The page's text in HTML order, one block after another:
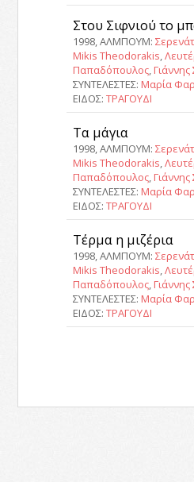
Στου Σιφνιού το
1998, ΑΛΜΠΟΥΜ:
Mikis Theodorakis,
Παπαδόπουλος,
ΣΥΝΤΕΛΕΣΤΕΣ: Μαρία
ΕΙΔΟΣ: ΤΡΑΓΟΥΔΙ
Τα μάγια
1998, ΑΛΜΠΟΥΜ:
Mikis Theodorakis,
Παπαδόπουλος,
ΣΥΝΤΕΛΕΣΤΕΣ: Μαρία
ΕΙΔΟΣ: ΤΡΑΓΟΥΔΙ
Τέρμα η μιζέρια
1998, ΑΛΜΠΟΥΜ:
Mikis Theodorakis,
Παπαδόπουλος,
ΣΥΝΤΕΛΕΣΤΕΣ: Μαρία
ΕΙΔΟΣ: ΤΡΑΓΟΥΔΙ